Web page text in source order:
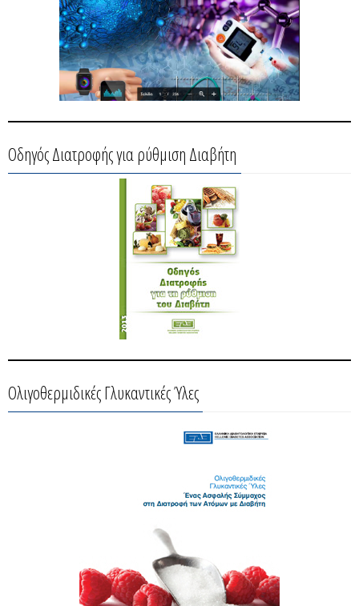
Οδηγός Διατροφής για ρύθμιση Διαβήτη
Ολιγοθερμιδικές Γλυκαντικές Ύλες